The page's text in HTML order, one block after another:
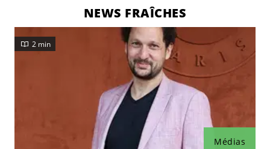
NEWS FRAÎCHES
Médias
2 min